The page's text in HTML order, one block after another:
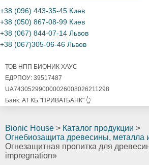
+38 (096) 443-35-45 Киев
+38 (050) 867-08-99 Киев
+38 (067) 844-07-14 Львов
+38 (067)305-06-46 Львов
ТОВ НПП БИОНИК ХАУС
ЕДРПОУ: 39517487
UA743052990000026008026211298
Банк: АТ КБ "ПРИВАТБАНК" 👆
Bionic House > Каталог продукции >
Огнебиозащита древесины, металла
Огнезащитная пропитка для
impregnation»